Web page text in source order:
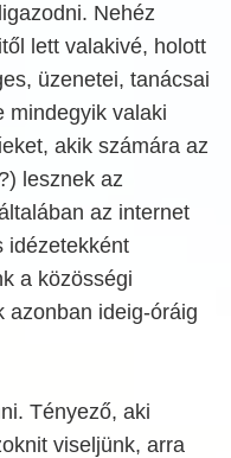
Nehéz
lett valakivé, holott
üzenetei, tanácsai
mindegyik valaki
akik számára az
lesznek az
az internet
idézetekként
a közösségi
azonban ideig-óráig
Tényező, aki
viseljünk, arra